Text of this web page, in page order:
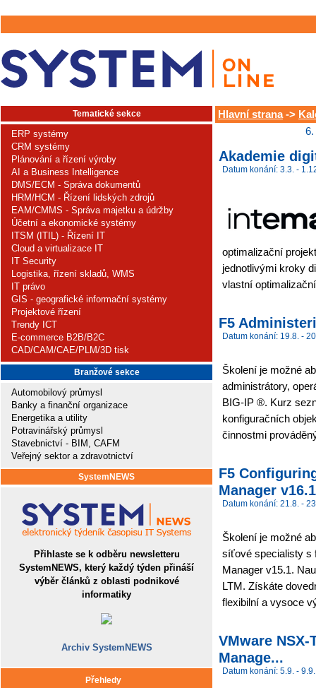
Tematické sekce
ERP systémy
CRM systémy
Plánování a řízení výroby
AI a Business Intelligence
DMS/ECM - Správa dokumentů
HRM/HCM - Řízení lidských zdrojů
EAM/CMMS - Správa majetku a údržby
Účetní a ekonomické systémy
ITSM (ITIL) - Řízení IT
Cloud a virtualizace IT
IT Security
Logistika, řízení skladů, WMS
IT právo
GIS - geografické informační systémy
Projektové řízení
Trendy ICT
E-commerce B2B/B2C
CAD/CAM/CAE/PLM/3D tisk
Branžové sekce
Automobilový průmysl
Banky a finanční organizace
Energetika a utility
Potravinářský průmysl
Stavebnictví - BIM, CAFM
Veřejný sektor a zdravotnictví
SystemNEWS
Přihlaste se k odběru newsletteru
SystemNEWS, který každý týden přináší
výběr článků z oblasti podnikové
informatiky
Archiv SystemNEWS
Přehledy
Hlavní strana->
6.
Akademie
Datum konání: 3.3. -
optimalizační
jednotlivými kroky
vlastní
F5
Datum konání: 19.8. -
Školení je možné
administrátory,
BIG-IP ®. Kurz
konfiguračních
činnostmi
F5
Manager
Datum konání: 21.8. -
Školení je možné
síťové specialisty s
Manager v15.1.
LTM. Získáte
flexibilní a vysoce
VMware
Manage...
Datum konání: 5.9. - 9.9.